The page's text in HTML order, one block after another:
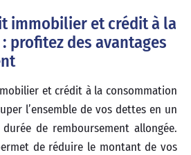
immobilier et crédit à la
profitez des avantages
et crédit à la consommation
l’ensemble de vos dettes en un
de remboursement allongée.
de réduire le montant de vos